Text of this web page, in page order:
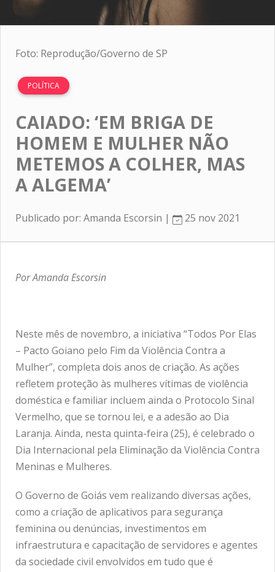
Foto: Reprodução/Governo de SP
POLÍTICA
CAIADO: ‘EM BRIGA DE
HOMEM E MULHER NÃO
METEMOS A COLHER, MAS
A ALGEMA’
Publicado por: Amanda Escorsin | 25 nov 2021
Por Amanda Escorsin
Neste mês de novembro, a iniciativa “Todos Por Elas
– Pacto Goiano pelo Fim da Violência Contra a
Mulher”, completa dois anos de criação. As ações
refletem proteção às mulheres vítimas de violência
doméstica e familiar incluem ainda o Protocolo Sinal
Vermelho, que se tornou lei, e a adesão ao Dia
Laranja. Ainda, nesta quinta-feira (25), é celebrado o
Dia Internacional pela Eliminação da Violência Contra
Meninas e Mulheres.
O Governo de Goiás vem realizando diversas ações,
como a criação de aplicativos para segurança
feminina ou denúncias, investimentos em
infraestrutura e capacitação de servidores e agentes
da sociedade civil envolvidos em tudo que é